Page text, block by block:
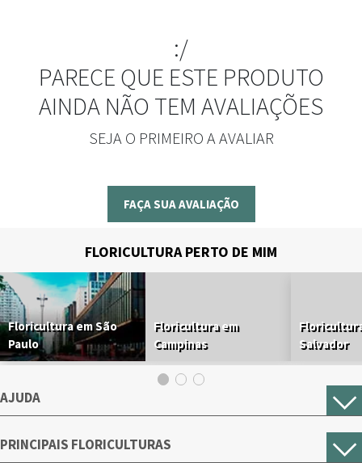
:/
PARECE QUE ESTE PRODUTO
AINDA NÃO TEM AVALIAÇÕES
SEJA O PRIMEIRO A AVALIAR
FAÇA SUA AVALIAÇÃO
FLORICULTURA PERTO DE MIM
Floricultura em São
Paulo
Floricultura em
Campinas
Salvador
AJUDA
PRINCIPAIS FLORICULTURAS